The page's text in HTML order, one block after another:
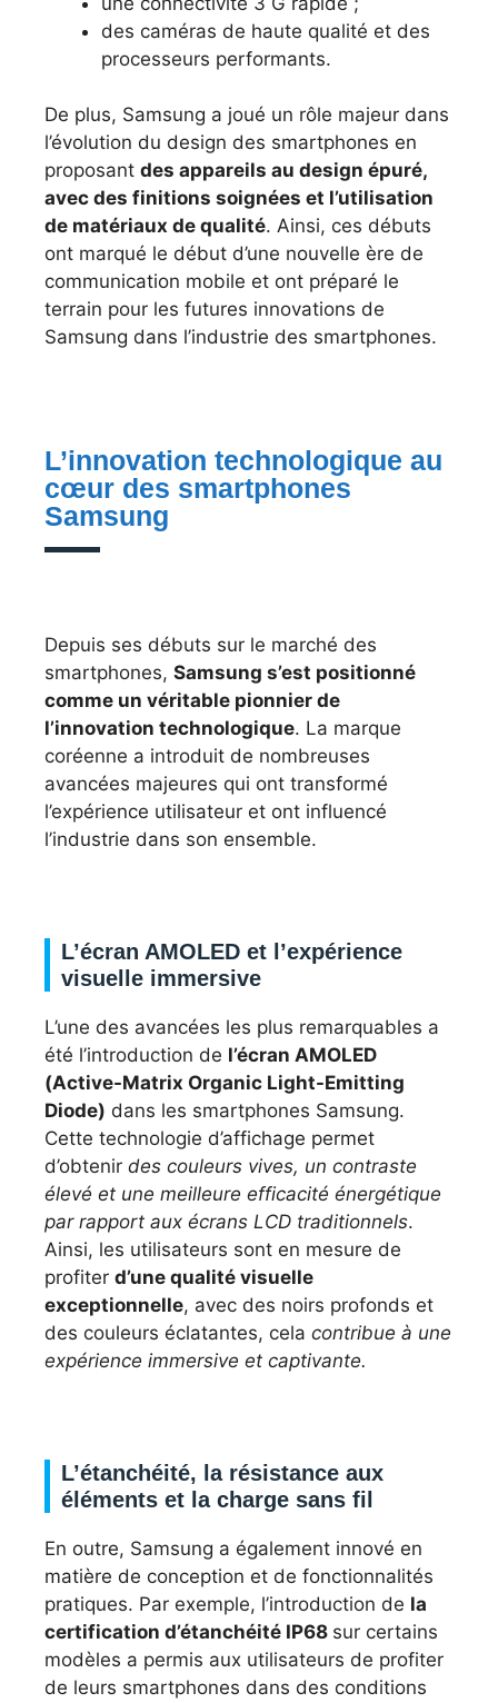
des caméras de haute qualité et des
processeurs performants.
De plus, Samsung a joué un rôle majeur dans
l’évolution du design des smartphones en
proposant des appareils au design épuré,
avec des finitions soignées et l’utilisation
de matériaux de qualité. Ainsi, ces débuts
ont marqué le début d’une nouvelle ère de
communication mobile et ont préparé le
terrain pour les futures innovations de
Samsung dans l’industrie des smartphones.
L’innovation technologique au
cœur des smartphones
Samsung
Depuis ses débuts sur le marché des
smartphones, Samsung s’est positionné
comme un véritable pionnier de
l’innovation technologique. La marque
coréenne a introduit de nombreuses
avancées majeures qui ont transformé
l’expérience utilisateur et ont influencé
l’industrie dans son ensemble.
L’écran AMOLED et l’expérience
visuelle immersive
L’une des avancées les plus remarquables a
été l’introduction de l’écran AMOLED
(Active-Matrix Organic Light-Emitting
Diode) dans les smartphones Samsung.
Cette technologie d’affichage permet
d’obtenir des couleurs vives, un contraste
élevé et une meilleure efficacité énergétique
par rapport aux écrans LCD traditionnels.
Ainsi, les utilisateurs sont en mesure de
profiter d’une qualité visuelle
exceptionnelle, avec des noirs profonds et
des couleurs éclatantes, cela contribue à une
expérience immersive et captivante.
L’étanchéité, la résistance aux
éléments et la charge sans fil
En outre, Samsung a également innové en
matière de conception et de fonctionnalités
pratiques. Par exemple, l’introduction de la
certification d’étanchéité IP68 sur certains
modèles a permis aux utilisateurs de profiter
de leurs smartphones dans des conditions